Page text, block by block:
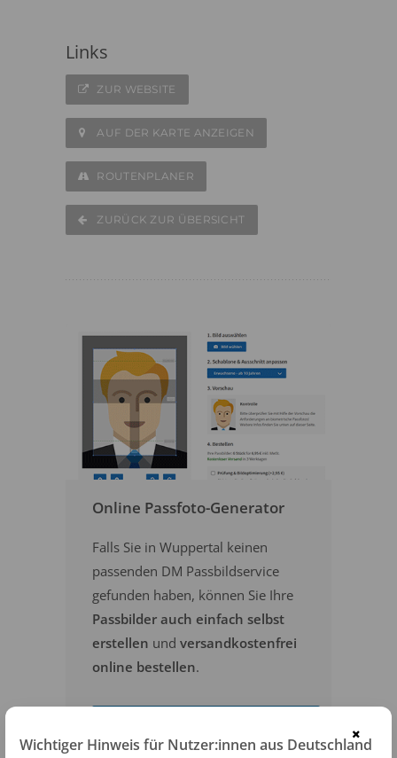
Links
ZUR WEBSITE
AUF DER KARTE ANZEIGEN
ROUTENPLANER
ZURÜCK ZUR ÜBERSICHT
Online Passfoto-Generator
Falls Sie in Wuppertal keinen
passenden DM Passbildservice
gefunden haben, können Sie Ihre
Passbilder auch einfach selbst
erstellen und versandkostenfrei
online bestellen.
×
Wichtiger Hinweis für Nutzer:innen aus Deutschland